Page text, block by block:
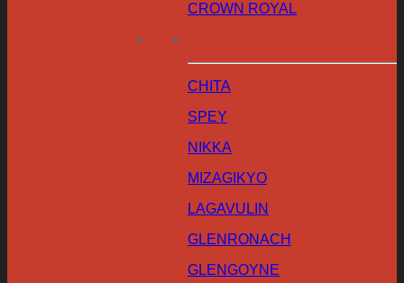
CROWN ROYAL
CHITA
SPEY
NIKKA
MIZAGIKYO
LAGAVULIN
GLENRONACH
GLENGOYNE